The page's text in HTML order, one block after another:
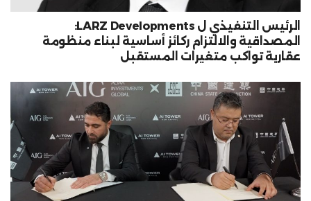
الرئيس التنفيذي ل LARZ Developments:
المصداقية والالتزام ركائز أساسية لبناء منظومة
عقارية تواكب متغيرات المستقبل